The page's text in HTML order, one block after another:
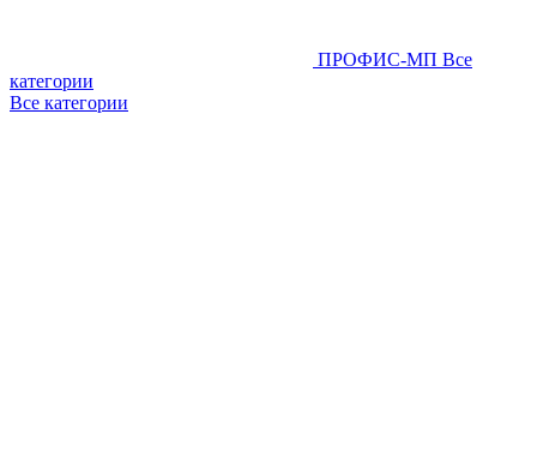
ПРОФИС-МП Все
категории
Все категории